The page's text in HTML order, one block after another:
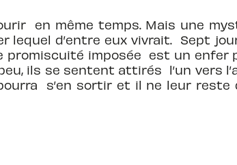
en même temps. Mais une
lequel d’entre eux vivrait. Sept
imposée est un enfer
ils se sentent attirés l’un vers
s’en sortir et il ne leur